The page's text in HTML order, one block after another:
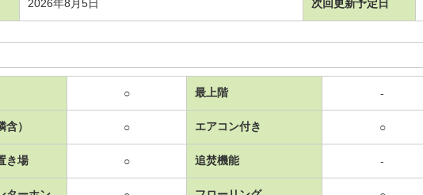
2026年8月5日 次回更新予定日
○ 最上階 -
） ○ エアコン付き ○
き場 ○ 追焚機能 -